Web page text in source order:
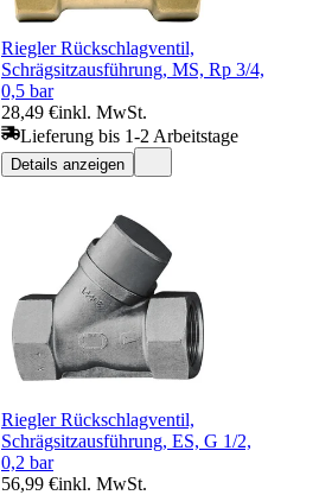
Riegler Rückschlagventil,
Schrägsitzausführung, MS, Rp 3/4,
0,5 bar
28,49 €inkl. MwSt.
Lieferung bis 1-2 Arbeitstage
Details anzeigen
Riegler Rückschlagventil,
Schrägsitzausführung, ES, G 1/2,
0,2 bar
56,99 €inkl. MwSt.